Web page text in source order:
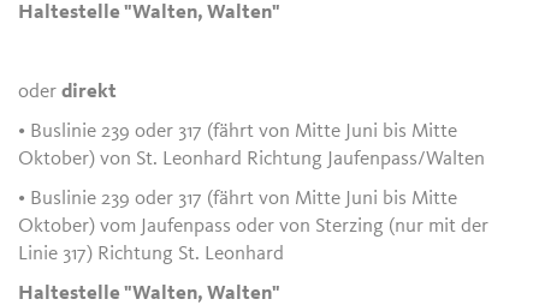
Haltestelle "Walten, Walten"
oderdirekt
• Buslinie 239 oder 317 (fährt von Mitte Juni bis Mitte
Oktober) von St. Leonhard Richtung Jaufenpass/Walten
• Buslinie 239 oder 317 (fährt von Mitte Juni bis Mitte
Oktober) vom Jaufenpass oder von Sterzing (nur mit der
Linie 317) Richtung St. Leonhard
Haltestelle "Walten, Walten"